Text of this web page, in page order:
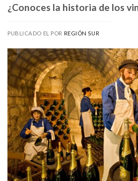
¿Conoces la historia de los
PUBLICADO EL POR REGIÓN SUR